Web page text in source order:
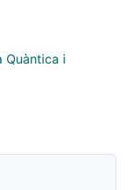
Quàntica i